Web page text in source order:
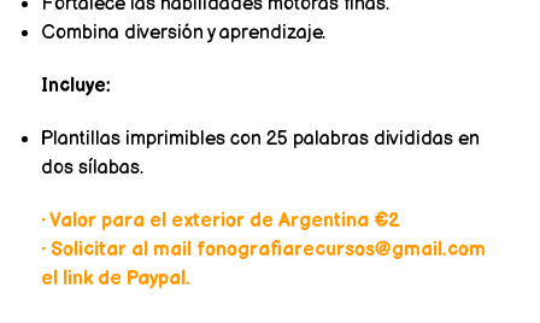
Combina diversión y aprendizaje.
Incluye:
Plantillas imprimibles con 25 palabras divididas en
dos sílabas.
• Valor para el exterior de Argentina €2
• Solicitar al mail fonografiarecursos@gmail.com
el link de Paypal.